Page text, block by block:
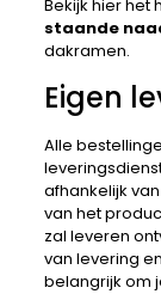
Bekijk hier het
staande
dakramen.
Eigen
Alle
afhankelijk
van het
zal leveren
van levering
belangrijk om